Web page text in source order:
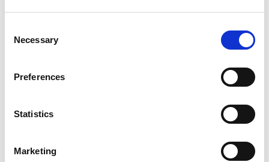
Selection
Necessary
Preferences
Statistics
MarketingRepubblica Ceca